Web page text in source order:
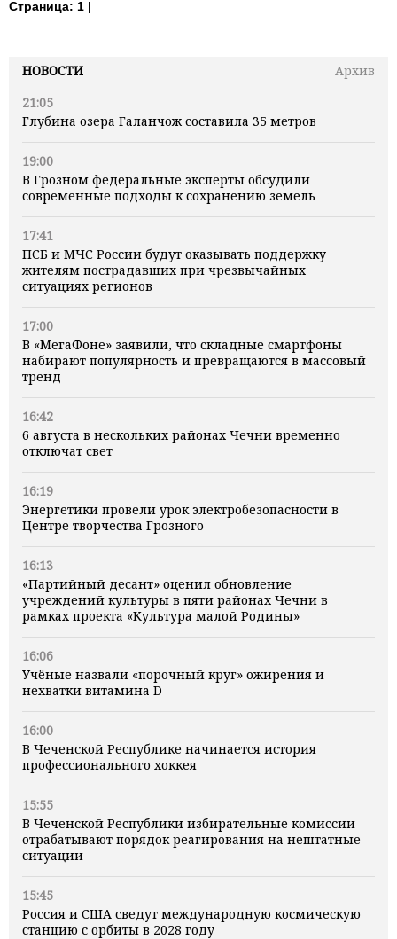
НОВОСТИ
Архив
21:05
Глубина озера Галанчож составила 35 метров
19:00
В Грозном федеральные эксперты обсудили
современные подходы к сохранению земель
17:41
ПСБ и МЧС России будут оказывать поддержку
жителям пострадавших при чрезвычайных
ситуациях регионов
17:00
В «МегаФоне» заявили, что складные смартфоны
набирают популярность и превращаются в массовый
тренд
16:42
6 августа в нескольких районах Чечни временно
отключат свет
16:19
Энергетики провели урок электробезопасности в
Центре творчества Грозного
16:13
«Партийный десант» оценил обновление
учреждений культуры в пяти районах Чечни в
рамках проекта «Культура малой Родины»
16:06
Учёные назвали «порочный круг» ожирения и
нехватки витамина D
16:00
В Чеченской Республике начинается история
профессионального хоккея
15:55
В Чеченской Республики избирательные комиссии
отрабатывают порядок реагирования на нештатные
ситуации
15:45
Россия и США сведут международную космическую
станцию с орбиты в 2028 году
Страница: 1 |